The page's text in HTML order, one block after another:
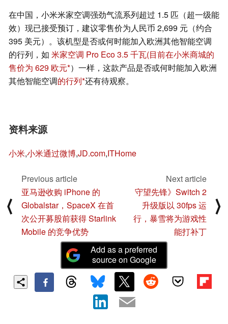
在中国，小米米家空调强劲气流系列超过 1.5 匹（超一级能
效）现已接受预订，建议零售价为人民币 2,699 元（约合
395 美元）。该机型是否或何时能加入欧洲其他智能空调
的行列，如 米家空调 Pro Eco 3.5 千瓦(目前在小米商城的
售价为 629 欧元 ）一样，这款产品是否或何时能加入欧洲
其他智能空调的行列 还有待观察。
资料来源
小米,小米通过微博,JD.com,ITHome
⟨
Previous article
亚马逊收购 iPhone 的
Globalstar，SpaceX 在首
次公开募股前获得 Starlink
Mobile 的竞争优势
Next article
守望先锋》Switch 2
升级版以 30fps 运
行，暴雪将为游戏性
能打补丁
⟩
Add as a preferred
source on Google